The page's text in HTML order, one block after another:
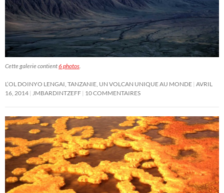
Cette galerie contient6 photos
L’OL DOINYO LENGAI, TANZANIE, UN VOLCAN UNIQUE AU MONDE AVRIL
16, 2014
JMBARDINTZEFF 10 COMMENTAIRES